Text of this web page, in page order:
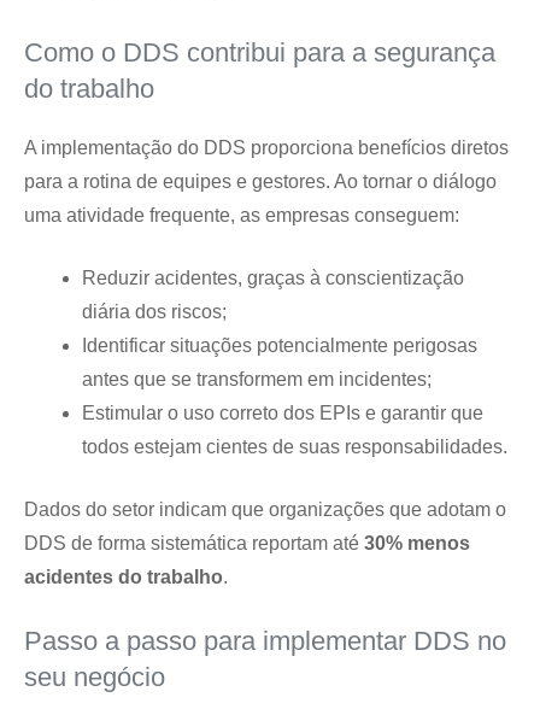
Como o DDS contribui para a segurança
do trabalho
A implementação do DDS proporciona benefícios diretos
para a rotina de equipes e gestores. Ao tornar o diálogo
uma atividade frequente, as empresas conseguem:
Reduzir acidentes, graças à conscientização
diária dos riscos;
Identificar situações potencialmente perigosas
antes que se transformem em incidentes;
Estimular o uso correto dos EPIs e garantir que
todos estejam cientes de suas responsabilidades.
Dados do setor indicam que organizações que adotam o
DDS de forma sistemática reportam até 30% menos
acidentes do trabalho.
Passo a passo para implementar DDS no
seu negócio